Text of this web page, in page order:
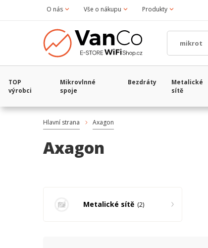
O nás Vše o nákupu Produkty
TOP
výrobci
Mikrovlnné
spoje
Bezdráty
Metalické
sítě
Hlavní strana Axagon
Axagon
Metalické sítě 2